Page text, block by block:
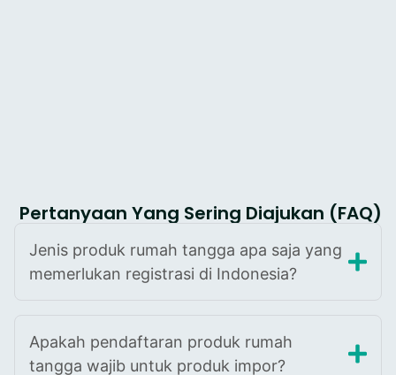
Pertanyaan Yang Sering Diajukan (FAQ)
Jenis produk rumah tangga apa saja yang
memerlukan registrasi di Indonesia?
Apakah pendaftaran produk rumah
tangga wajib untuk produk impor?